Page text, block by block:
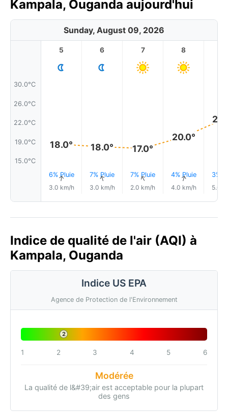
Kampala, Ouganda aujourd'hui
Sunday, August 09, 2026
30.0°C
26.0°C
22.0°C
19.0°C
15.0°C
5
18.0°
6% Pluie
↑
3.0 km/h
6
18.0°
7% Pluie
↑
3.0 km/h
7
17.0°
7% Pluie
↑
2.0 km/h
8
20.0°
4% Pluie
↑
4.0 km/h
3%
5.0
Indice de qualité de l'air (AQI) à
Kampala, Ouganda
Indice US EPA
Agence de Protection de l'Environnement
2
1 2 3 4 5 6
Modérée
La qualité de l&#39;air est acceptable pour la plupart
des gens